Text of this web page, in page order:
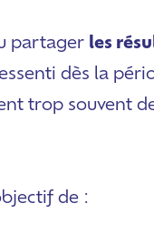
partager les
dès la
trop souvent
de :